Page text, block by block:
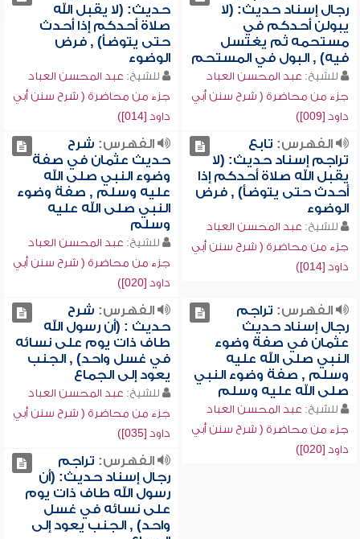
رجال إسناد حديث: (لا
يبولن أحدكم في
مستحمه ثم يغتسل
فيه) , البول في المستحم
للشيخ: عبد المحسن العباد
جزء من محاضرة ( شرح سنن أبي
داود [009])
حديث: (لا يقبل الله
صلاة أحدكم إذا أحدث
حتى يتوضأ) , فرض
الوضوء
للشيخ: عبد المحسن العباد
جزء من محاضرة ( شرح سنن أبي
داود [014])
الفهرس: تابع
تراجم إسناد حديث: (لا
يقبل الله صلاة أحدكم إذا
أحدث حتى يتوضأ) , فرض
الوضوء
للشيخ: عبد المحسن العباد
جزء من محاضرة ( شرح سنن أبي
داود [014])
الفهرس: شرح
حديث عثمان في صفة
وضوء النبي صلى الله
عليه وسلم , صفة وضوء
النبي صلى الله عليه
وسلم
للشيخ: عبد المحسن العباد
جزء من محاضرة ( شرح سنن أبي
داود [020])
الفهرس: تراجم
رجال إسناد حديث
عثمان في صفة وضوء
النبي صلى الله عليه
وسلم , صفة وضوء النبي
صلى الله عليه وسلم
للشيخ: عبد المحسن العباد
جزء من محاضرة ( شرح سنن أبي
داود [020])
الفهرس: شرح
حديث : (أن رسول الله
طاف ذات يوم على نسائه
في غسل واحد) , الجنب
يعود إلى الجماع
للشيخ: عبد المحسن العباد
جزء من محاضرة ( شرح سنن أبي
داود [035])
الفهرس: تراجم
رجال إسناد حديث: (أن
رسول الله طاف ذات يوم
على نسائه في غسل
واحد) , الجنب يعود إلى